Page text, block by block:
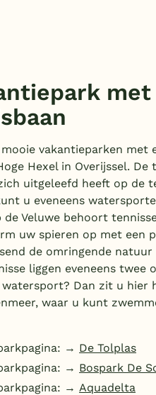
met
vakantieparken met
Hexel in Overijssel. De
uitgeleefd heeft op de
u eveneens
de Veluwe behoort
uw spieren op met een
de omringende natuur
liggen eveneens twee
Dan zit u hier
waar u kunt
→ De Tolplas
→ Bospark De
→ Aquadelta